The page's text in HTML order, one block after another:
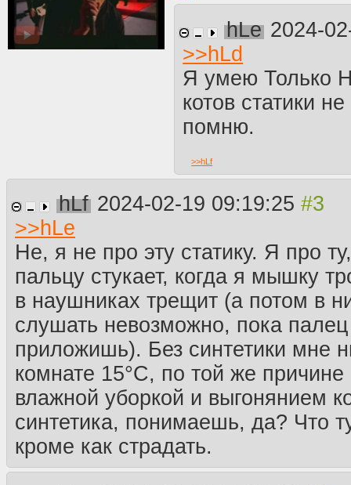
hLe 2024-
>>hLd
Я умею Только
котов статики
помню.
>>hLf
hLf 2024-02-19 09:19:25
>>hLe
Не, я не про эту статику. Я про
пальцу стукает, когда я мышку
в наушниках трещит (а потом в
слушать невозможно, пока палец
приложишь). Без синтетики мне
комнате 15°C, по той же
влажной уборкой и выгонянием
синтетика, понимаешь, да? Что
кроме как страдать.